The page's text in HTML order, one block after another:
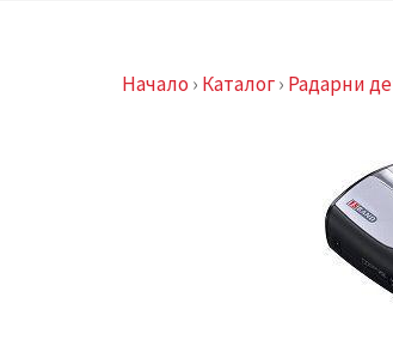
Начало › Каталог› Радарни